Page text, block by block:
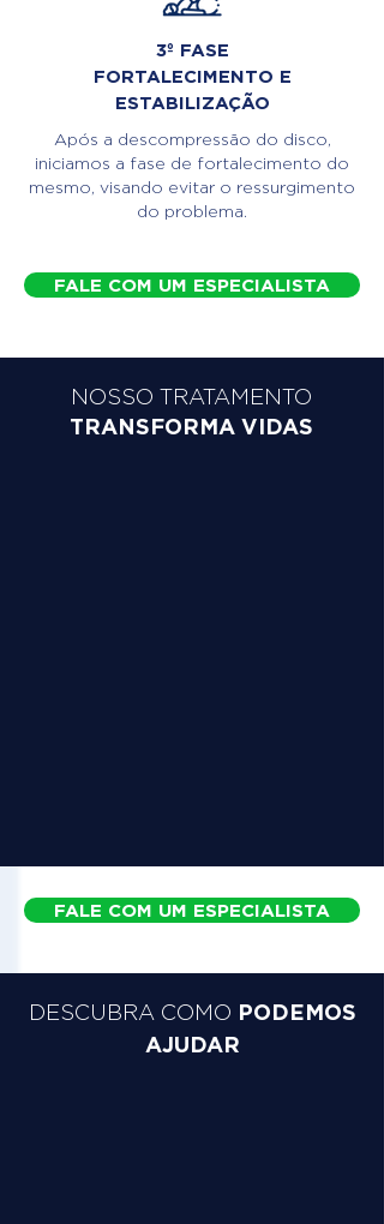
3º FASE
FORTALECIMENTO E
ESTABILIZAÇÃO
Após a descompressão do disco,
iniciamos a fase de fortalecimento do
mesmo, visando evitar o ressurgimento
do problema.
FALE COM UM ESPECIALISTA
NOSSO TRATAMENTO
TRANSFORMA VIDAS
FALE COM UM ESPECIALISTA
DESCUBRA COMO PODEMOS
AJUDAR